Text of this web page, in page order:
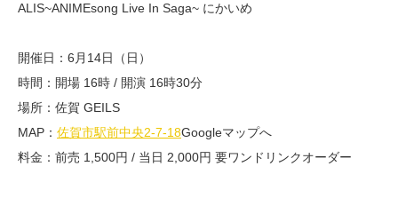
ALIS~ANIMEsong Live In Saga~ にかいめ
開催日：6月14日（日）
時間：開場 16時 / 開演 16時30分
場所：佐賀 GEILS
MAP： 佐賀市駅前中央2-7-18Googleマップへ
料金：前売 1,500円 / 当日 2,000円 要ワンドリンクオーダー